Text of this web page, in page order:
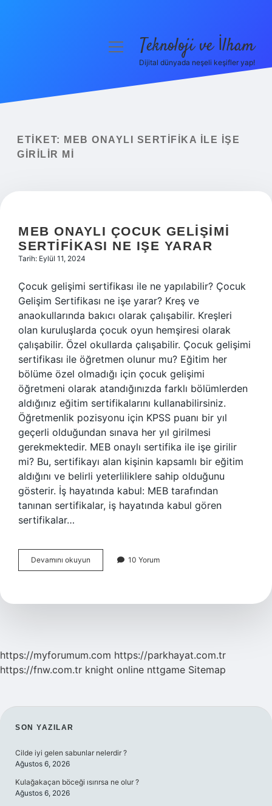
Yasal Uyarı
menüyüTeknoloji ve İlham
Dijital dünyada neşeli keşifler yap!
ETIKET:
MEB ONAYLI SERTIFIKA ILE IŞE
GIRILIR MI
MEB ONAYLI ÇOCUK GELIŞIMI
SERTIFIKASI NE IŞE YARAR
Tarih: Eylül 11, 2024
Çocuk gelişimi sertifikası ile ne yapılabilir? Çocuk
Gelişim Sertifikası ne işe yarar? Kreş ve
anaokullarında bakıcı olarak çalışabilir. Kreşleri
olan kuruluşlarda çocuk oyun hemşiresi olarak
çalışabilir. Özel okullarda çalışabilir. Çocuk gelişimi
sertifikası ile öğretmen olunur mu? Eğitim her
bölüme özel olmadığı için çocuk gelişimi
öğretmeni olarak atandığınızda farklı bölümlerden
aldığınız eğitim sertifikalarını kullanabilirsiniz.
Öğretmenlik pozisyonu için KPSS puanı bir yıl
geçerli olduğundan sınava her yıl girilmesi
gerekmektedir. MEB onaylı sertifika ile işe girilir
mi? Bu, sertifikayı alan kişinin kapsamlı bir eğitim
aldığını ve belirli yeterliliklere sahip olduğunu
gösterir. İş hayatında kabul: MEB tarafından
tanınan sertifikalar, iş hayatında kabul gören
sertifikalar…
Devamını okuyun
Onaylı
Sertifikası
10 Yorum
https://myforumum.com https://parkhayat.com.tr
https://fnw.com.tr knight online nttgame Sitemap
SIDEBAR
SON YAZILAR
Cilde iyi gelen sabunlar nelerdir ?
Ağustos 6, 2026
Kulağakaçan böceği ısırırsa ne olur ?
Ağustos 6, 2026